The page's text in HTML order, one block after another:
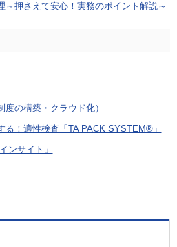
～押さえて安心！実務のポイント解説～
の構築・クラウド化）
る！適性検査「TA PACK SYSTEM®」
ンサイト」